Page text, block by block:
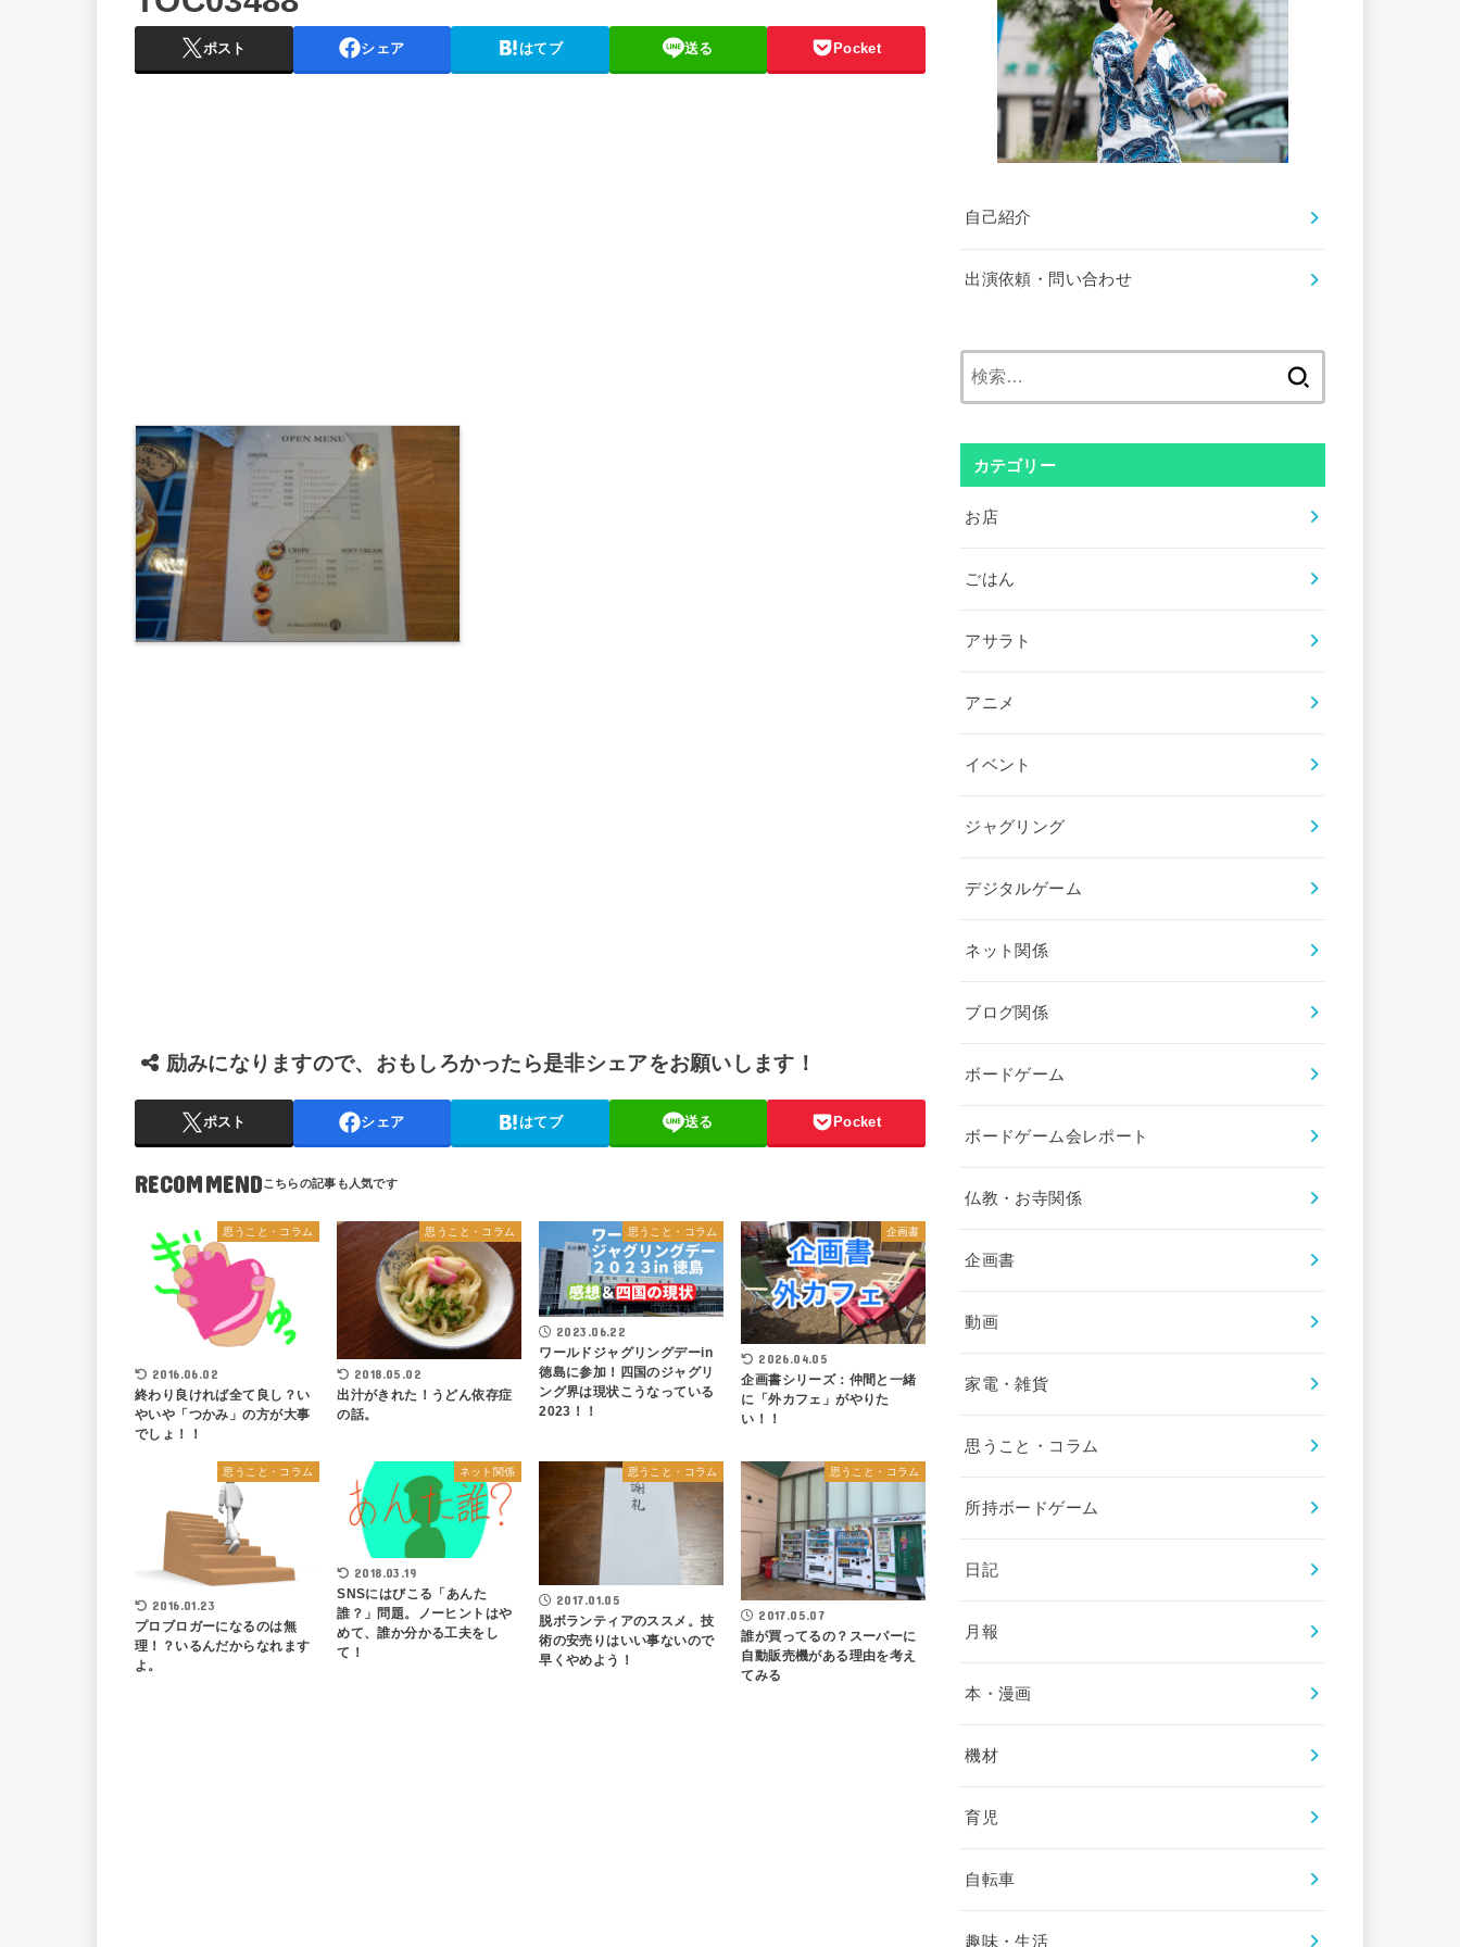
ポスト シェア はてブ 送る Pocket
励みになりますので、おもしろかったら是非シェアをお願いします！
ポスト シェア はてブ 送る Pocket
RECOMMEND
思うこと・コラム
2016.06.02
終わり良ければ全て良し？い
やいや「つかみ」の方が大事
でしょ！！
思うこと・コラム
2018.05.02
出汁がきれた！うどん依存症
の話。
思うこと・コラム
2023.06.22
ワールドジャグリングデーin
徳島に参加！四国のジャグリ
ング界は現状こうなっている
2023！！
企画書
2026.04.05
企画書シリーズ：仲間と一緒
に「外カフェ」がやりた
い！！
思うこと・コラム
2016.01.23
プロブロガーになるのは無
理！？いるんだからなれます
よ。
ネット関係
2018.03.19
SNSにはびこる「あんた
誰？」問題。ノーヒントはや
めて、誰か分かる工夫をし
て！
思うこと・コラム
2017.01.05
脱ボランティアのススメ。技
術の安売りはいい事ないので
早くやめよう！
思うこと・コラム
2017.05.07
誰が買ってるの？スーパーに
自動販売機がある理由を考え
てみる
自己紹介
出演依頼・問い合わせ
カテゴリー
お店
ごはん
アサラト
アニメ
イベント
ジャグリング
デジタルゲーム
ネット関係
ブログ関係
ボードゲーム
ボードゲーム会レポート
仏教・お寺関係
企画書
動画
家電・雑貨
思うこと・コラム
所持ボードゲーム
日記
月報
本・漫画
機材
育児
自転車
趣味・生活